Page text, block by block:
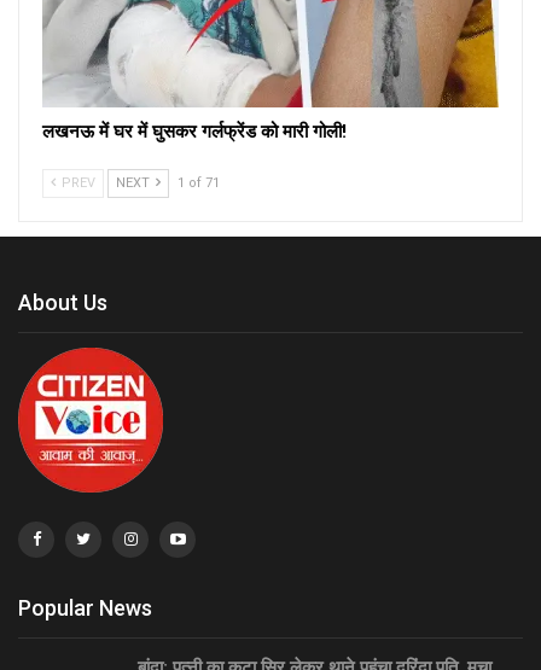
लखनऊ में घर में घुसकर गर्लफ्रेंड को मारी गोली!
PREV NEXT 1 of 71
About Us
Popular News